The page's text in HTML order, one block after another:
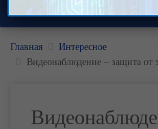
Главная
Интересное
Видеонаблюдение – защита от